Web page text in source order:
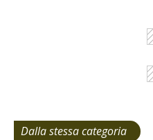
Dalla stessa categoria